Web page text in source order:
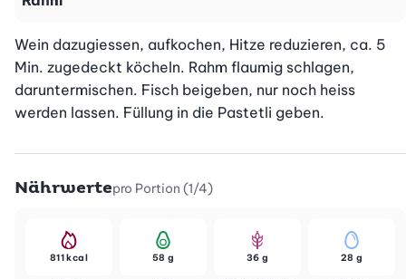
Wein dazugiessen, aufkochen, Hitze reduzieren, ca. 5
Min. zugedeckt köcheln. Rahm flaumig schlagen,
daruntermischen. Fisch beigeben, nur noch heiss
werden lassen. Füllung in die Pastetli geben.
Nährwertepro Portion (1/4)
811 kcal 58 g 36 g 28 g